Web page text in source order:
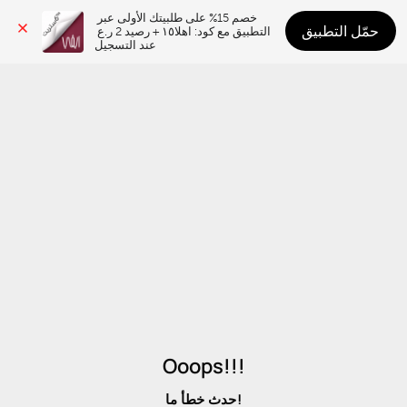
عند التسجيل
حمّل التطبيق
Ooops!!!
حدث خطأ ما!